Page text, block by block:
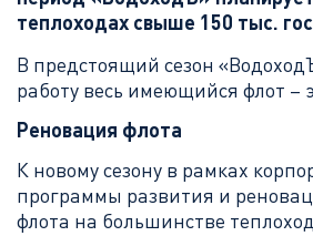
теплоходах свыше 150 тыс.
В предстоящий сезон
работу весь имеющийся флот –
Реновация флота
К новому сезону в рамках
программы развития и
флота на большинстве